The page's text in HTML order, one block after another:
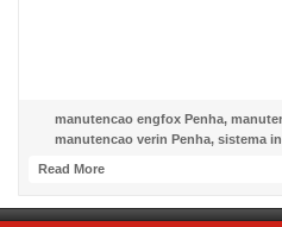
manutencao engfox Penha,
manutencao verin Penha, sistema
Read More